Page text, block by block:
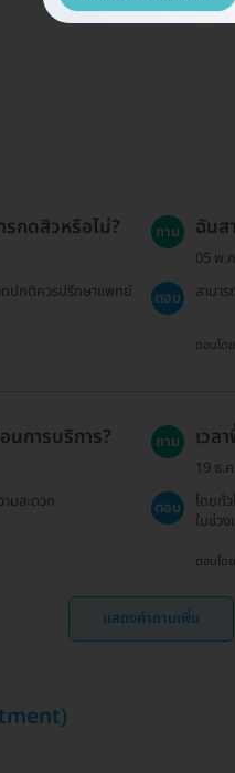
กดสิวหรือไม่?
ปกติควรปรึกษาแพทย์
ถาม ฉันส
05 พ.
ตอบ
สามา
ตอบโด
การบริการ?
มสะดวก
ถาม เวล
19 ธ.
ตอบ
โดยทั่
ในช่ว
ตอบโด
แสดงคำถามเพิ่ม